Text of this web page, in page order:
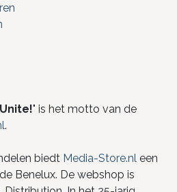
" is het motto van de
.
biedt Media-Store.nl een
Benelux. De webshop is